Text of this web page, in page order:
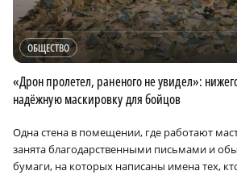
ОБЩЕСТВО
«Дрон пролетел, раненого не увидел»:
надёжную маскировку для бойцов
Одна стена в помещении, где работают
занята благодарственными письмами и
бумаги, на которых написаны имена тех,